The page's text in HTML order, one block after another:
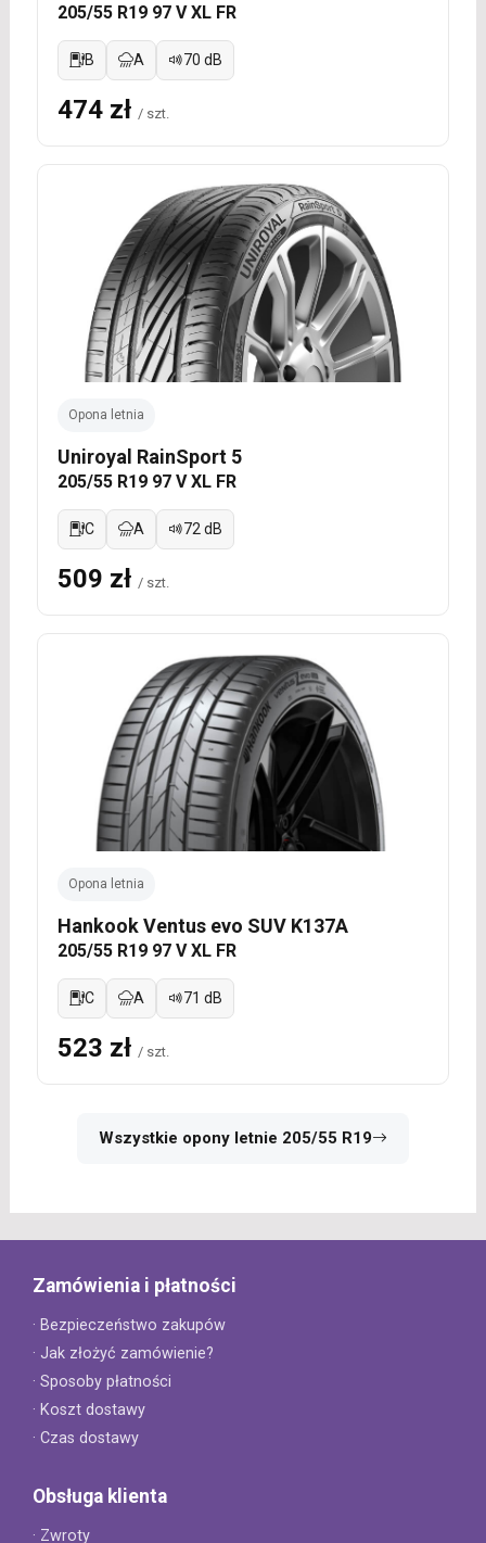
205/55 R19 97 V XL FR
B A 70 dB
474 zł / szt.
Opona letnia
Uniroyal RainSport 5
205/55 R19 97 V XL FR
C A 72 dB
509 zł / szt.
Opona letnia
Hankook Ventus evo SUV K137A
205/55 R19 97 V XL FR
C A 71 dB
523 zł / szt.
Wszystkie opony letnie 205/55 R19
Zamówienia i płatności
· Bezpieczeństwo zakupów
· Jak złożyć zamówienie?
· Sposoby płatności
· Koszt dostawy
· Czas dostawy
Obsługa klienta
· Zwroty